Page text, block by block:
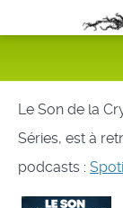
Le Son de la
Séries, est à
podcasts :